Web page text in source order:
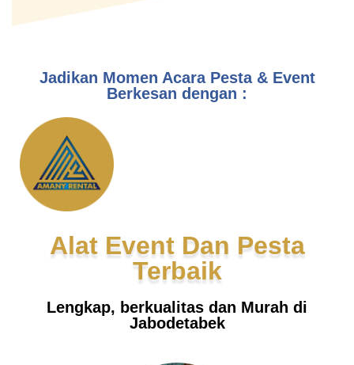
Jadikan Momen Acara Pesta & Event
Berkesan dengan :
Alat Event Dan Pesta
Terbaik
Lengkap, berkualitas dan Murah di
Jabodetabek